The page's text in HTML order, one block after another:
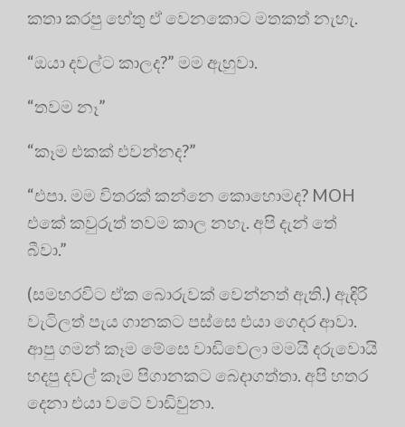
කතා කරපු හේතු ඒ වෙනකොට මතකත් නැහැ.
“ඔයා දවල්ට කාලද?” මම ඇහුවා.
“තවම නෑ”
“කෑම එකක් එවන්නද?”
“එපා. මම විතරක් කන්නෙ කොහොමද? MOH
එකේ කවුරුත් තවම කාල නහැ. අපි දැන් තේ
බීවා.”
(සමහරවිට ඒක බොරුවක් වෙන්නත් ඇති.) ඇඳිරි
වැටිලත් පැය ගානකට පස්සෙ එයා ගෙදර ආවා.
ආපු ගමන් කෑම මේසෙ වාඩිවෙලා මමයි දරුවොයි
හදපු දවල් කෑම පිගානකට බෙදාගත්තා. අපි හතර
දෙනා එයා වටේ වාඩිවුනා.